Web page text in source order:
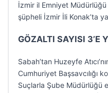
İzmir il Emniyet Müdürlüğü
şüpheli İzmir İli Konak’ta
GÖZALTI SAYISI 3’E
Sabah’tan Huzeyfe
Cumhuriyet Başsavcılığı
Suçlarla Şube Müdürlüğü